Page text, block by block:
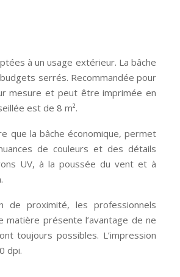
à un usage extérieur. La bâche
serrés. Recommandée pour
mesure et peut être imprimée en
est de 8 m².
que la bâche économique, permet
de couleurs et des détails
UV, à la poussée du vent et à
de proximité, les professionnels
présente l’avantage de ne
toujours possibles. L’impression
dpi.